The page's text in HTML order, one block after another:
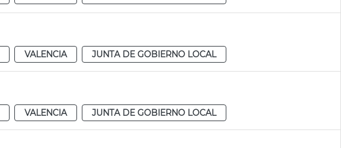
VALENCIA JUNTA DE GOBIERNO LOCAL
VALENCIA JUNTA DE GOBIERNO LOCAL